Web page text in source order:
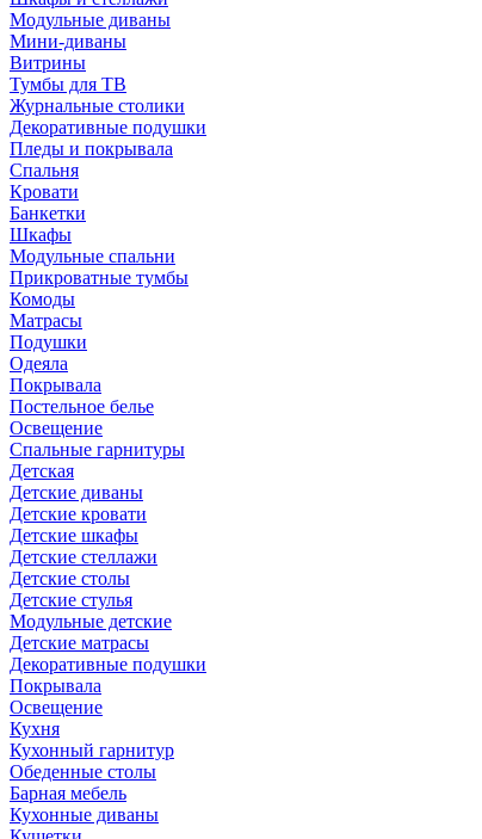
Модульные диваны
Мини-диваны
Витрины
Тумбы для ТВ
Журнальные столики
Декоративные подушки
Пледы и покрывала
Спальня
Кровати
Банкетки
Шкафы
Модульные спальни
Прикроватные тумбы
Комоды
Матрасы
Подушки
Одеяла
Покрывала
Постельное белье
Освещение
Спальные гарнитуры
Детская
Детские диваны
Детские кровати
Детские шкафы
Детские стеллажи
Детские столы
Детские стулья
Модульные детские
Детские матрасы
Декоративные подушки
Покрывала
Освещение
Кухня
Кухонный гарнитур
Обеденные столы
Барная мебель
Кухонные диваны